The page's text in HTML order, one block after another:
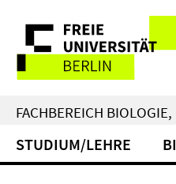
direkt
Inhalt
Service-
Navigation
FACHBEREICH
STUDIUM/LEHRE